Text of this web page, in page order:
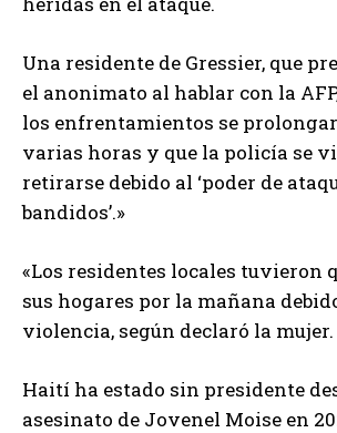
Una residente de Gressier, que
el anonimato al hablar con la
los enfrentamientos se
varias horas y que la policía se
retirarse debido al ‘poder de
bandidos’.»
«Los residentes locales tuvieron
sus hogares por la mañana
violencia, según declaró la mujer.
Haití ha estado sin presidente
asesinato de Jovenel Moise en